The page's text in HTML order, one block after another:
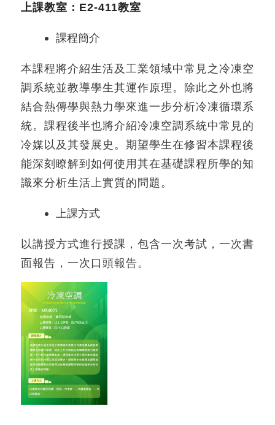
上課教室：E2-411教室
課程簡介
本課程將介紹生活及工業領域中常見之冷凍空
調系統並教導學生其運作原理。除此之外也將
結合熱傳學與熱力學來進一步分析冷凍循環系
統。課程後半也將介紹冷凍空調系統中常見的
冷媒以及其發展史。期望學生在修習本課程後
能深刻瞭解到如何使用其在基礎課程所學的知
識來分析生活上實質的問題。
上課方式
以講授方式進行授課，包含一次考試，一次書
面報告，一次口頭報告。